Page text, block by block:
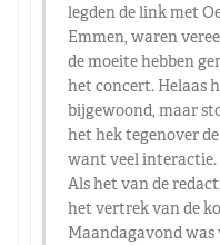
legden de link met
Emmen, waren
de moeite hebben
het concert. Helaas
bijgewoond, maar
het hek tegenover
want veel interactie.
Als het van de
het vertrek van de
Maandagavond was